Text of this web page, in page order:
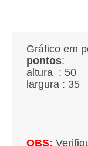
Gráfico em
pontos:
altura : 50
largura : 35
OBS: